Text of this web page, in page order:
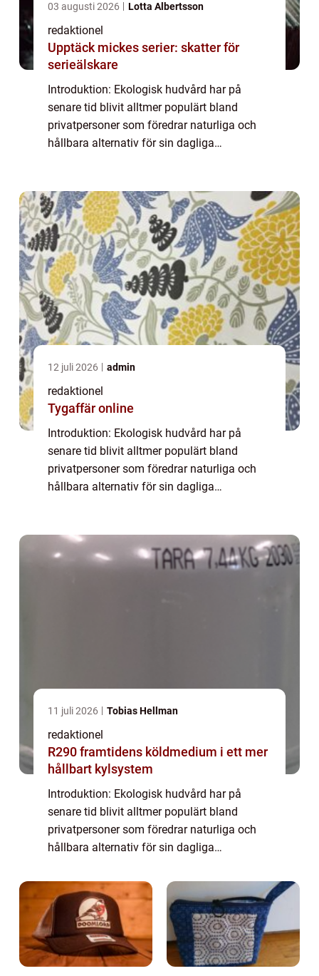
03 augusti 2026 Lotta Albertsson
redaktionel
Upptäck mickes serier: skatter för
serieälskare
Introduktion: Ekologisk hudvård har på
senare tid blivit alltmer populärt bland
privatpersoner som föredrar naturliga och
hållbara alternativ för sin dagliga
hu...
12 juli 2026 admin
redaktionel
Tygaffär online
Introduktion: Ekologisk hudvård har på
senare tid blivit alltmer populärt bland
privatpersoner som föredrar naturliga och
hållbara alternativ för sin dagliga
hu...
11 juli 2026 Tobias Hellman
redaktionel
R290 framtidens köldmedium i ett mer
hållbart kylsystem
Introduktion: Ekologisk hudvård har på
senare tid blivit alltmer populärt bland
privatpersoner som föredrar naturliga och
hållbara alternativ för sin dagliga
en omfattande presentation av ”ekologisk
hu...